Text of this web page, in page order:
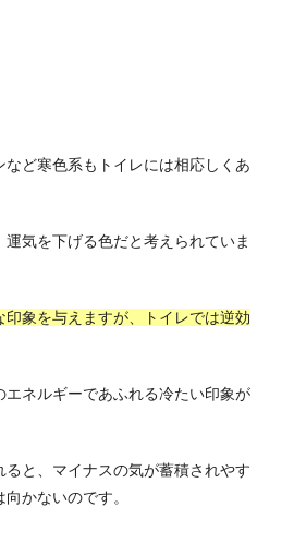
など寒色系もトイレには相応しくあ
気を下げる色だと考えられていま
象を与えますが、トイレでは逆効
エネルギーであふれる冷たい印象が
ると、マイナスの気が蓄積されやす
かないのです。